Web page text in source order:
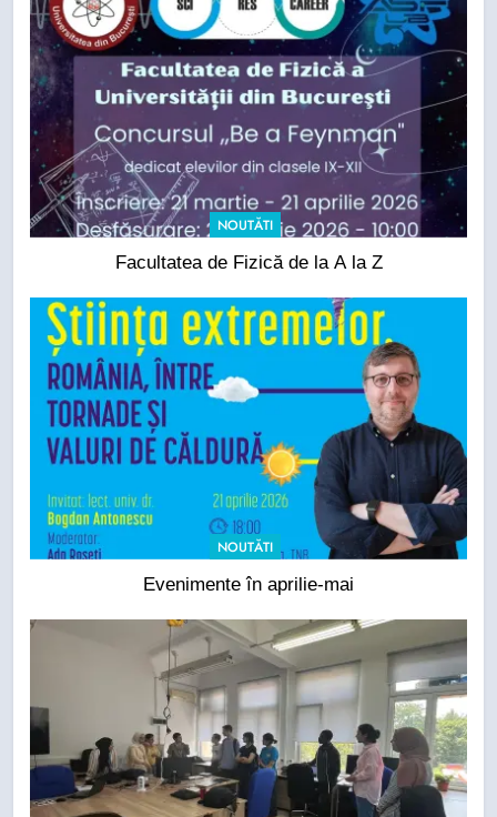
NOUTĂTI
Facultatea de Fizică de la A la Z
NOUTĂTI
Evenimente în aprilie-mai